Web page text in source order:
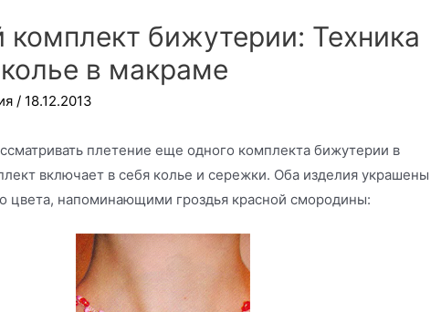
бижутерии: Техника
в макраме
/ 18.12.2013
плетение еще одного комплекта бижутерии в
включает в себя колье и сережки. Оба изделия украшены
цвета, напоминающими гроздья красной смородины: